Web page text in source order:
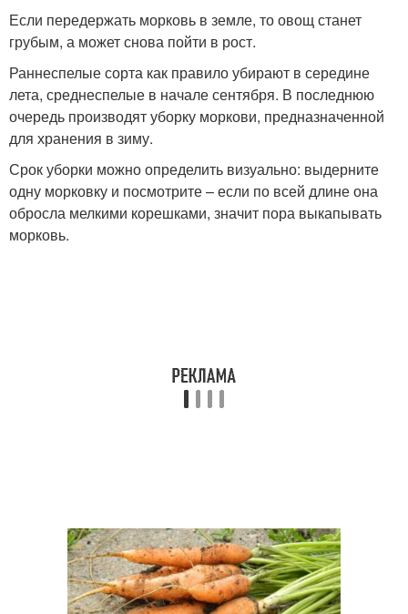
Если передержать морковь в земле, то овощ станет
грубым, а может снова пойти в рост.
Раннеспелые сорта как правило убирают в середине
лета, среднеспелые в начале сентября. В последнюю
очередь производят уборку моркови, предназначенной
для хранения в зиму.
Срок уборки можно определить визуально: выдерните
одну морковку и посмотрите – если по всей длине она
обросла мелкими корешками, значит пора выкапывать
морковь.